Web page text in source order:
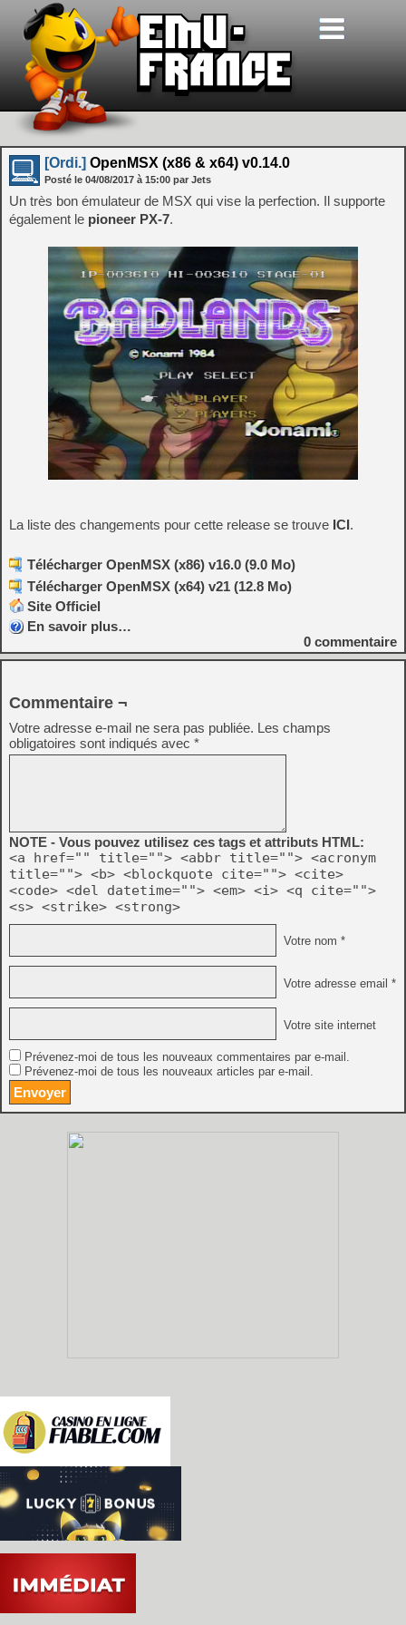
[Ordi.] OpenMSX (x86 & x64) v0.14.0
Posté le 04/08/2017 à 15:00 par Jets
Un très bon émulateur de MSX qui vise la perfection. Il supporte
également le pioneer PX-7.
La liste des changements pour cette release se trouve ICI.
Télécharger OpenMSX (x86) v16.0 (9.0 Mo)
Télécharger OpenMSX (x64) v21 (12.8 Mo)
Site Officiel
En savoir plus…
0 commentaire
Commentaire ¬
Votre adresse e-mail ne sera pas publiée. Les champs
obligatoires sont indiqués avec *
NOTE - Vous pouvez utilisez ces tags et attributs HTML:
<a href="" title=""> <abbr title=""> <acronym
title=""> <b> <blockquote cite=""> <cite>
<code> <del datetime=""> <em> <i> <q cite="">
<s> <strike> <strong>
Votre nom *
Votre adresse email *
Votre site internet
Prévenez-moi de tous les nouveaux commentaires par e-mail.
Prévenez-moi de tous les nouveaux articles par e-mail.